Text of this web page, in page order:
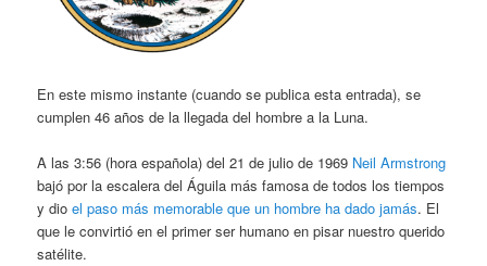
En este mismo instante (cuando se publica esta entrada), se
cumplen 46 años de la llegada del hombre a la Luna.
A las 3:56 (hora española) del 21 de julio de 1969 Neil Armstrong
bajó por la escalera del Águila más famosa de todos los tiempos
y dioel paso más memorable que un hombre ha dado jamás. El
que le convirtió en el primer ser humano en pisar nuestro querido
satélite.